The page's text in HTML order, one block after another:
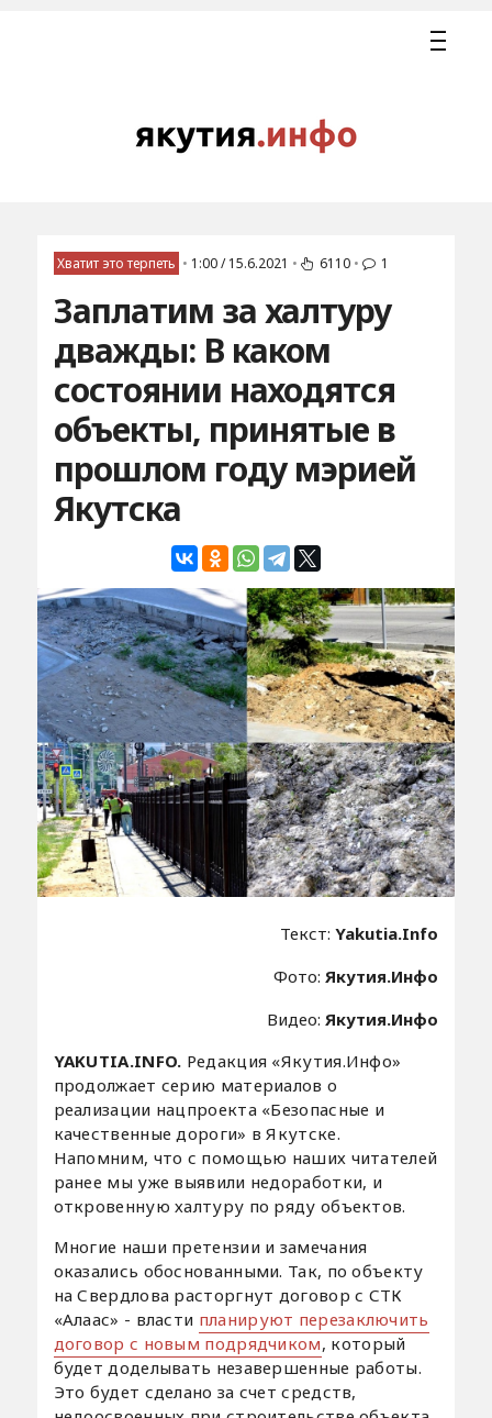
Хватит это терпеть • 1:00 / 15.6.2021 • 6110 • 1
Заплатим за халтуру
дважды: В каком
состоянии находятся
объекты, принятые в
прошлом году мэрией
Якутска
Текст:Yakutia.Info
Фото:Якутия.Инфо
Видео:Якутия.Инфо
YAKUTIA.INFO. Редакция «Якутия.Инфо»
продолжает серию материалов о
реализации нацпроекта «Безопасные и
качественные дороги» в Якутске.
Напомним, что с помощью наших читателей
ранее мы уже выявили недоработки, и
откровенную халтуру по ряду объектов.
Многие наши претензии и замечания
оказались обоснованными. Так, по объекту
на Свердлова расторгнут договор с СТК
«Алаас» - власти планируют перезаключить
договор с новым подрядчиком, который
будет доделывать незавершенные работы.
Это будет сделано за счет средств,